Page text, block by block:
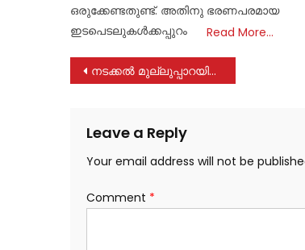
ഒരുക്കേണ്ടതുണ്ട്. അതിനു ഭരണപരമായ
ഇടപെടലുകൾക്കപ്പുറം
Read More…
Post
നടക്കൽ മുല്ലുപ്പാറയിൽ വീട്ടുമുറ്റത്ത് പാർക്ക് ചെയ്തിരുന്ന ബൈക്ക് മോഷണം പോയതായി പരാതി
Leave a Reply
Your email address will not be
Comment *